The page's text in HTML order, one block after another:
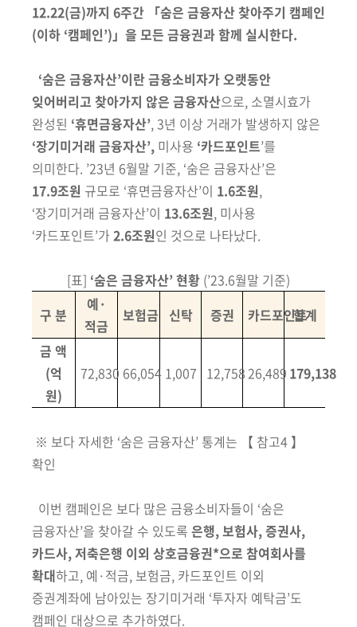
12.22(금)까지 6주간 「숨은 금융자산 찾아주기 캠페인
(이하 ‘캠페인’)」을 모든 금융권과 함께 실시한다.
‘숨은 금융자산’이란 금융소비자가 오랫동안
잊어버리고 찾아가지 않은 금융자산으로, 소멸시효가
완성된 ‘휴면금융자산’, 3년 이상 거래가 발생하지 않은
‘장기미거래 금융자산’, 미사용 ‘카드포인트’를
의미한다. ’23년 6월말 기준, ‘숨은 금융자산’은
17.9조원 규모로 ‘휴면금융자산’이 1.6조원,
‘장기미거래 금융자산’이 13.6조원, 미사용
‘카드포인트’가 2.6조원인 것으로 나타났다.
[표] ‘숨은 금융자산’ 현황 (’23.6월말 기준)
구 분
예·
적금
보험금 신탁 증권 카드포인트
합계
금 액
(억
원)
72,830 66,054 1,007 12,758 26,489 179,138
※ 보다 자세한 ‘숨은 금융자산’ 통계는 【 참고4 】
확인
이번 캠페인은 보다 많은 금융소비자들이 ‘숨은
금융자산’을 찾아갈 수 있도록 은행, 보험사, 증권사,
카드사, 저축은행 이외 상호금융권*으로 참여회사를
확대하고, 예·적금, 보험금, 카드포인트 이외
증권계좌에 남아있는 장기미거래 ‘투자자 예탁금’도
캠페인 대상으로 추가하였다.